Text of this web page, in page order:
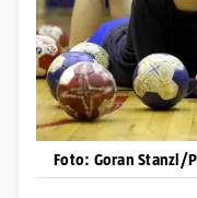
Foto: Goran Stanzl/